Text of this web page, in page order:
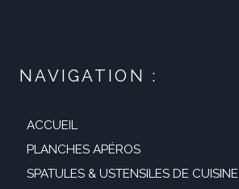
NAVIGATION :
ACCUEIL
PLANCHES APÉROS
SPATULES & USTENSILES DE CUISINE